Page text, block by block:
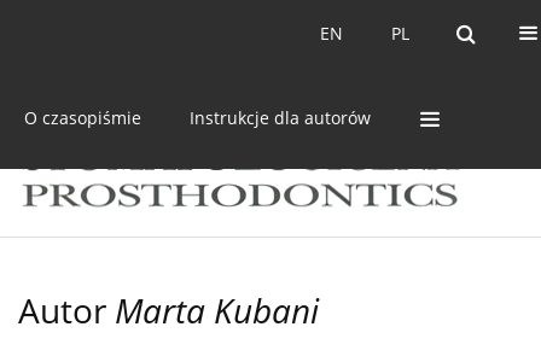
PL
EN PL
EN
O czasopiśmie Instrukcje dla autorów
Autor Marta Kubani